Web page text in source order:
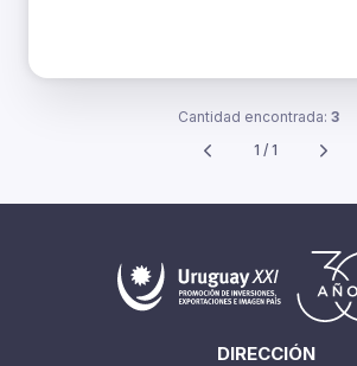
Cantidad encontrada: 3
1 / 1
DIRECCIÓN